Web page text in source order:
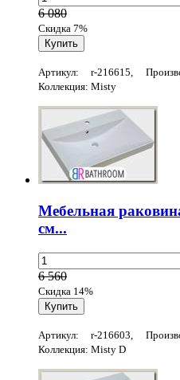
6 080
Скидка 7%
Артикул: r-216615,
Коллекция: Misty
Мебельная
см...
6 560
Скидка 14%
Артикул: r-216603,
Коллекция: Misty D